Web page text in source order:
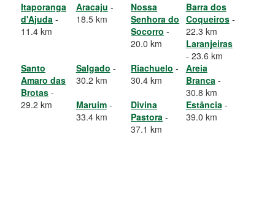
Itaporanga
d'Ajuda -
11.4 km
Aracaju -
18.5 km
Nossa
Senhora do
Socorro -
20.0 km
Barra dos
Coqueiros-
22.3 km
Laranjeiras
- 23.6 km
Santo
Amaro das
Brotas -
29.2 km
Salgado -
30.2 km
Riachuelo -
30.4 km
Areia
Branca-
30.8 km
Maruim-
33.4 km
Divina
Pastora -
37.1 km
Estância-
39.0 km